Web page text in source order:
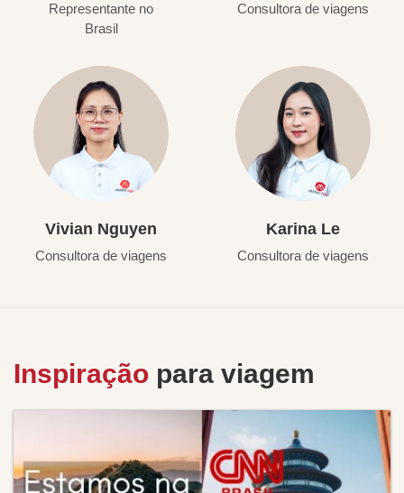
Representante no
Brasil
Consultora de viagens
Vivian Nguyen
Consultora de viagens
Karina Le
Consultora de viagens
Inspiração para viagem